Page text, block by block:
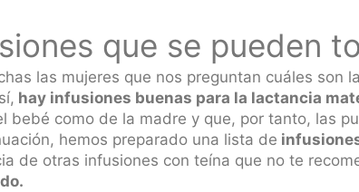
que se pueden
las mujeres que nos preguntan cuáles son
hay infusiones buenas para la lactancia
bebé como de la madre y que, por tanto, las
hemos preparado una lista de
de otras infusiones con teína que no te